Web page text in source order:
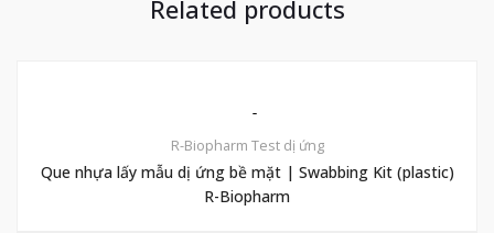
Related products
R-Biopharm Test dị ứng
Que nhựa lấy mẫu dị ứng bề mặt | Swabbing Kit (plastic)
R-Biopharm